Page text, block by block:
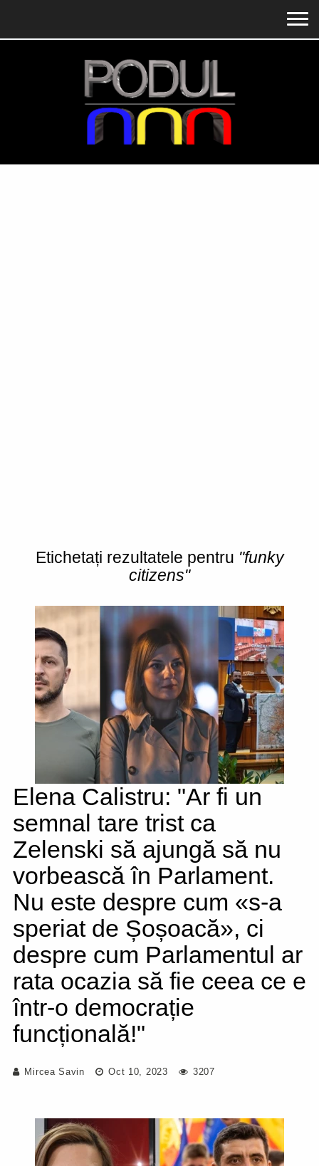
Etichetați rezultatele pentru "funky
citizens"
Elena Calistru: "Ar fi un
semnal tare trist ca
Zelenski să ajungă să nu
vorbească în Parlament.
Nu este despre cum «s-a
speriat de Șoșoacă», ci
despre cum Parlamentul ar
rata ocazia să fie ceea ce e
într-o democrație
funcțională!"
Mircea Savin Oct 10, 2023 3207